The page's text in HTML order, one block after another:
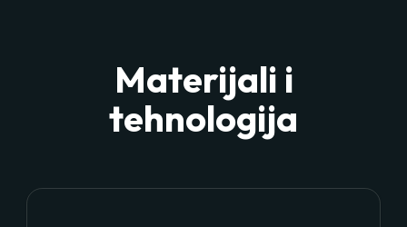
Materijali i
tehnologija